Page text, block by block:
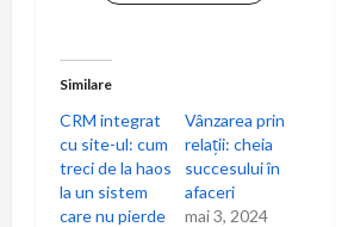
Similare
CRM integrat
cu site-ul: cum
treci de la haos
la un sistem
care nu pierde
Vânzarea prin
relații: cheia
succesului în
afaceri
mai 3, 2024